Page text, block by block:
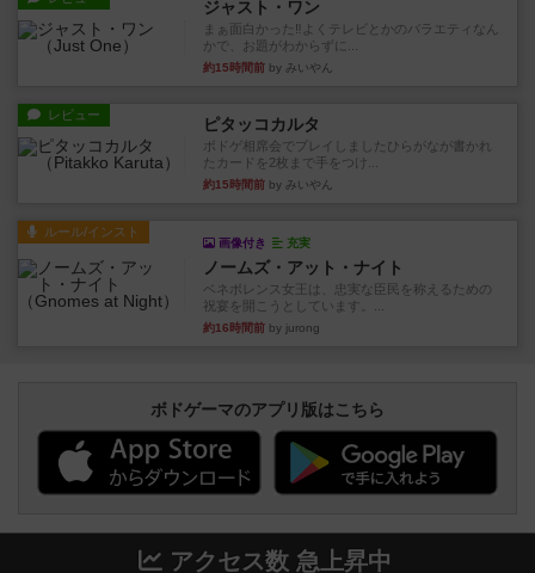
ジャスト・ワン
まぁ面白かった‼️よくテレビとかのバラエティなん
かで、お題がわからずに...
約15時間前 by みいやん
レビュー ピタッコカルタ
ボドゲ相席会でプレイしましたひらがなが書かれ
たカードを2枚まで手をつけ...
約15時間前 by みいやん
ルール/インスト
画像付き 充実
ノームズ・アット・ナイト
ベネボレンス女王は、忠実な臣民を称えるための
祝宴を開こうとしています。...
約16時間前 by jurong
ボドゲーマのアプリ版はこちら
アクセス数 急上昇中